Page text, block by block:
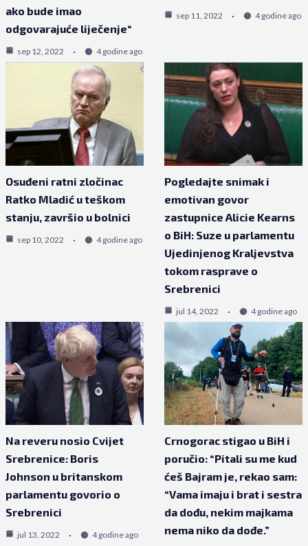
ako bude imao
odgovarajuće liječenje“
sep 12, 2022 4 godine ago
sep 11, 2022 4 godine ago
Osuđeni ratni zločinac
Ratko Mladić u teškom
stanju, završio u bolnici
sep 10, 2022 4 godine ago
Pogledajte snimak i
emotivan govor
zastupnice Alicie Kearns
o BiH: Suze u parlamentu
Ujedinjenog Kraljevstva
tokom rasprave o
Srebrenici
jul 14, 2022 4 godine ago
Na reveru nosio Cvijet
Srebrenice: Boris
Johnson u britanskom
parlamentu govorio o
Srebrenici
jul 13, 2022 4 godine ago
Crnogorac stigao u BiH i
poručio: “Pitali su me kud
ćeš Bajram je, rekao sam:
“Vama imaju i brat i sestra
da dođu, nekim majkama
nema niko da dođe.”